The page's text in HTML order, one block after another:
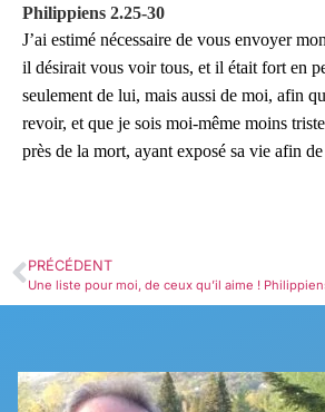
Philippiens 2.25-30
J’ai estimé nécessaire de vous envoyer
il désirait vous voir tous, et il était fort en
seulement de lui, mais aussi de moi, afin
revoir, et que je sois moi-même moins
près de la mort, ayant exposé sa vie afin
PRÉCÉDENT
Une liste pour moi, de ceux qu’il aime !